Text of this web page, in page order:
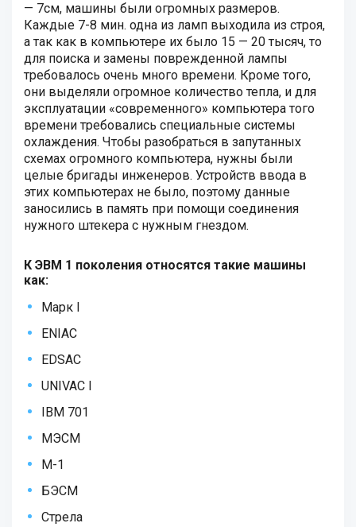
— 7см, машины были огромных размеров.
Каждые 7-8 мин. одна из ламп выходила из строя,
а так как в компьютере их было 15 — 20 тысяч, то
для поиска и замены поврежденной лампы
требовалось очень много времени. Кроме того,
они выделяли огромное количество тепла, и для
эксплуатации «современного» компьютера того
времени требовались специальные системы
охлаждения. Чтобы разобраться в запутанных
схемах огромного компьютера, нужны были
целые бригады инженеров. Устройств ввода в
этих компьютерах не было, поэтому данные
заносились в память при помощи соединения
нужного штекера с нужным гнездом.
К ЭВМ 1 поколения относятся такие машины
как:
Марк I
ENIAC
EDSAC
UNIVAC I
IBM 701
МЭСМ
М-1
БЭСМ
Стрела